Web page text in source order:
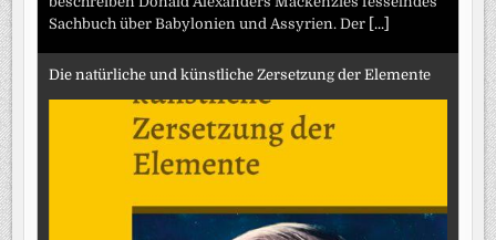
Sachbuch über Babylonien und Assyrien. Der [...]
Die natürliche und künstliche Zersetzung der Elemente